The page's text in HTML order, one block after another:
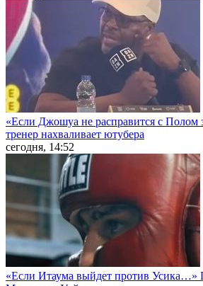
«Если Джошуа не расправится с Полом
тренер нахваливает ютубера
сегодня, 14:52
«Если Итаума выйдет против Усика…»